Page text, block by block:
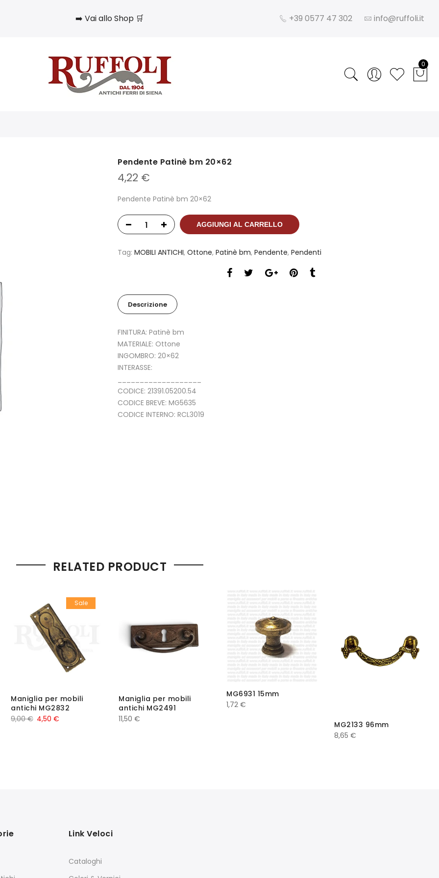
➡️ Vai allo Shop 🛒 +39 0577 47 302 info@ruffoli.it
0
Pendente Patinè bm 20×62
4,22 €
Pendente Patinè bm 20×62
AGGIUNGI AL CARRELLO
Tag: MOBILI ANTICHI, Ottone, Patinè bm, Pendente, Pendenti
Descrizione
FINITURA: Patinè bm
MATERIALE: Ottone
INGOMBRO: 20×62
INTERASSE:
CODICE: 21391.05200.54
CODICE BREVE: MG5635
CODICE INTERNO: RCL3019
RELATED PRODUCT
Sale
Maniglia per mobili
antichi MG2832
9,00€ 4,50 €
Maniglia per mobili
antichi MG2491
11,50 €
MG6931 15mm
1,72 €
MG2133 96mm
8,65 €
Link Veloci
Cataloghi